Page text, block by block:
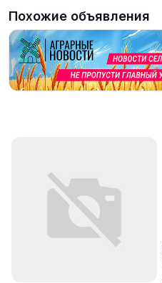
Похожие объявления